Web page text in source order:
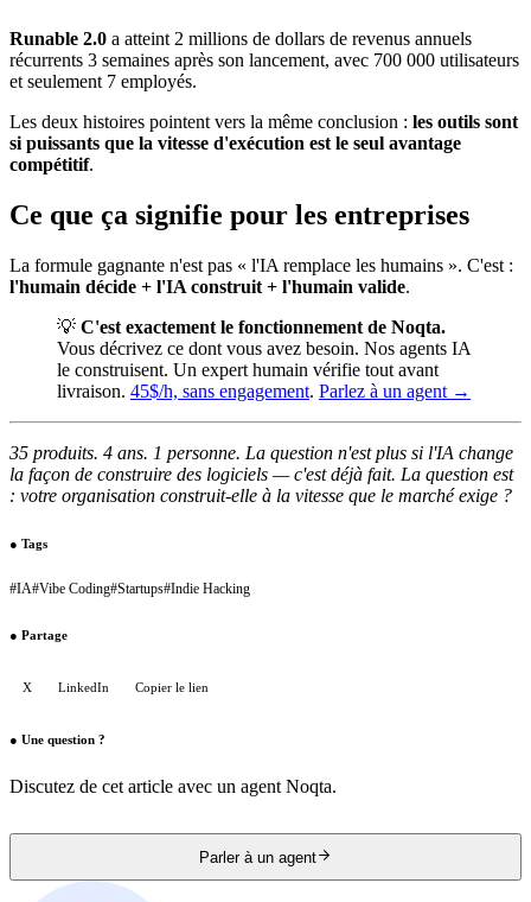
Runable 2.0 a atteint 2 millions de dollars de revenus annuels
récurrents 3 semaines après son lancement, avec 700 000 utilisateurs
et seulement 7 employés.
Les deux histoires pointent vers la même conclusion : les outils sont
si puissants que la vitesse d'exécution est le seul avantage
compétitif.
Ce que ça signifie pour les entreprises
La formule gagnante n'est pas « l'IA remplace les humains ». C'est :
l'humain décide + l'IA construit + l'humain valide.
💡 C'est exactement le fonctionnement de Noqta.
Vous décrivez ce dont vous avez besoin. Nos agents IA
le construisent. Un expert humain vérifie tout avant
livraison. 45$/h, sans engagement. Parlez à un agent →
35 produits. 4 ans. 1 personne. La question n'est plus si l'IA change
la façon de construire des logiciels — c'est déjà fait. La question est
: votre organisation construit-elle à la vitesse que le marché exige ?
● Tags
#IA#Vibe Coding#Startups#Indie Hacking
● Partage
X LinkedIn Copier le lien
● Une question ?
Discutez de cet article avec un agent Noqta.
Parler à un agent